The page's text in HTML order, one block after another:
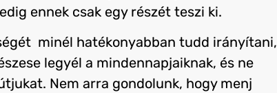
ennek csak egy részét teszi ki.
minél hatékonyabban tudd irányítani,
legyél a mindennapjaiknak, és ne
Nem arra gondolunk, hogy menj